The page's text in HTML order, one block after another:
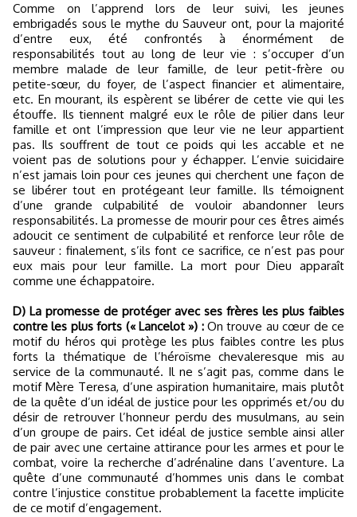
Comme on l’apprend lors de leur suivi, les jeunes
embrigadés sous le mythe du Sauveur ont, pour la majorité
d’entre eux, été confrontés à énormément de
responsabilités tout au long de leur vie : s’occuper d’un
membre malade de leur famille, de leur petit-frère ou
petite-sœur, du foyer, de l’aspect financier et alimentaire,
etc. En mourant, ils espèrent se libérer de cette vie qui les
étouffe. Ils tiennent malgré eux le rôle de pilier dans leur
famille et ont l’impression que leur vie ne leur appartient
pas. Ils souffrent de tout ce poids qui les accable et ne
voient pas de solutions pour y échapper. L’envie suicidaire
n’est jamais loin pour ces jeunes qui cherchent une façon de
se libérer tout en protégeant leur famille. Ils témoignent
d’une grande culpabilité de vouloir abandonner leurs
responsabilités. La promesse de mourir pour ces êtres aimés
adoucit ce sentiment de culpabilité et renforce leur rôle de
sauveur : finalement, s’ils font ce sacrifice, ce n’est pas pour
eux mais pour leur famille. La mort pour Dieu apparaît
comme une échappatoire.
D) La promesse de protéger avec ses frères les plus faibles
contre les plus forts (« Lancelot ») :On trouve au cœur de ce
motif du héros qui protège les plus faibles contre les plus
forts la thématique de l’héroïsme chevaleresque mis au
service de la communauté. Il ne s’agit pas, comme dans le
motif Mère Teresa, d’une aspiration humanitaire, mais plutôt
de la quête d’un idéal de justice pour les opprimés et/ou du
désir de retrouver l’honneur perdu des musulmans, au sein
d’un groupe de pairs. Cet idéal de justice semble ainsi aller
de pair avec une certaine attirance pour les armes et pour le
combat, voire la recherche d’adrénaline dans l’aventure. La
quête d’une communauté d’hommes unis dans le combat
contre l’injustice constitue probablement la facette implicite
de ce motif d’engagement.